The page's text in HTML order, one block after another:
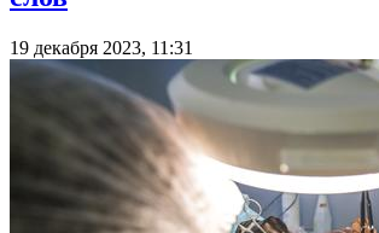
19 декабря 2023, 11:31